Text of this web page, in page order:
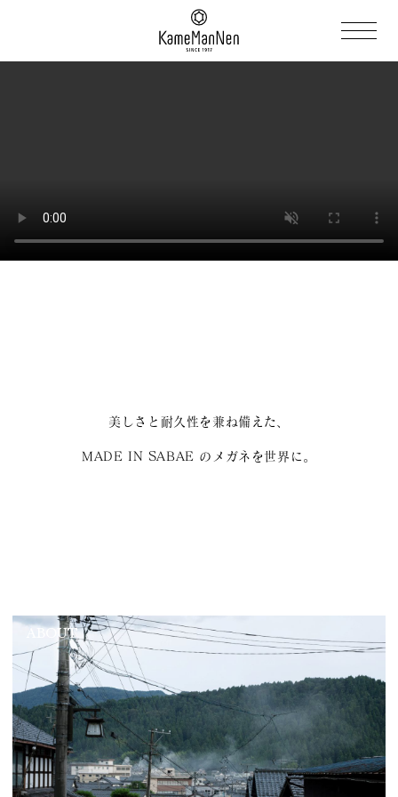
美しさと耐久性を兼ね備えた、
MADE IN SABAE のメガネを世界に。
ABOUT